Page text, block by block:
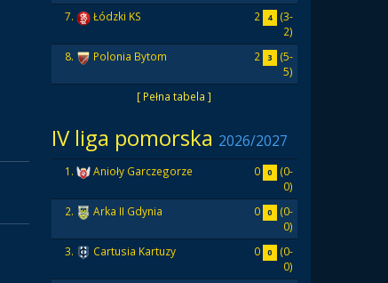
[ Pełna tabela ]
7.
Łódzki KS 2 4
(3-
2)
8.
Polonia Bytom 2 3
(5-
5)
IV liga pomorska 2026/2027
1. Anioły Garczegorze 0 0
(0-
0)
2.
Arka II Gdynia 0 0
(0-
0)
3.
Cartusia Kartuzy 0 0
(0-
0)